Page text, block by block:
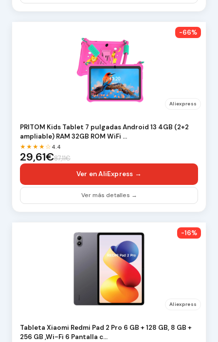
-66%
Aliexpress
PRITOM Kids Tablet 7 pulgadas Android 13 4GB (2+2
ampliable) RAM 32GB ROM WiFi …
★★★★☆ 4.4
29,61€87,11€
Ver en AliExpress →
Ver más detalles →
-16%
Aliexpress
Tableta Xiaomi Redmi Pad 2 Pro 6 GB + 128 GB, 8 GB +
256 GB ,Wi-Fi 6 Pantalla c…